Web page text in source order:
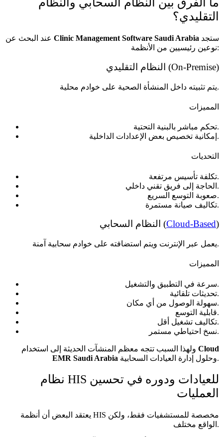
التقليدي؟
Clinic Management Software Saudi Arabia
نوعين رئيسيين من الأنظمة:
النظام التقليدي (On-Premise)
يتم تثبيته داخل المنشأة الصحية على خوادم محلية.
المميزات
تحكم مباشر بالبنية التحتية.
إمكانية تخصيص بعض الإعدادات الداخلية.
التحديات
تكلفة تأسيس مرتفعة.
الحاجة إلى فريق تقني داخلي.
صعوبة التوسع السريع.
تكاليف صيانة مستمرة.
النظام السحابي (Cloud-Based)
يعمل عبر الإنترنت ويتم استضافته على خوادم سحابية آمنة.
المميزات
سرعة في التطبيق والتشغيل.
تحديثات تلقائية.
سهولة الوصول من أي مكان.
قابلية التوسع.
تكاليف تشغيل أقل.
نسخ احتياطي مستمر.
Cloud
EMR Saudi Arabia
وحلول إدارة العيادات السحابية.
نظام HIS للعيادات ودوره في تحسين
العمليات
يعتقد البعض أن أنظمة HIS مخصصة للمستشفيات فقط، ولكن
الواقع مختلف.